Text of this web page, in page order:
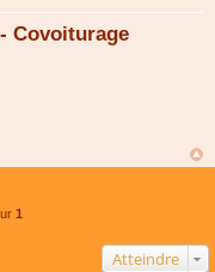
Covoiturage
1
Atteindre